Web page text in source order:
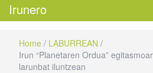
Irunero
Home / LABURREAN /
Irun “Planetaren Ordua”
larunbat iluntzean